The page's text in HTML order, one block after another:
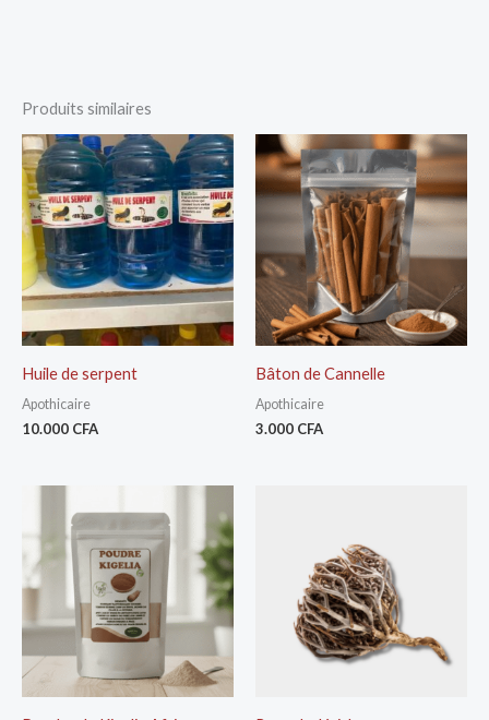
Produits similaires
Huile de serpent
Apothicaire
10.000 CFA
Bâton de Cannelle
Apothicaire
3.000 CFA